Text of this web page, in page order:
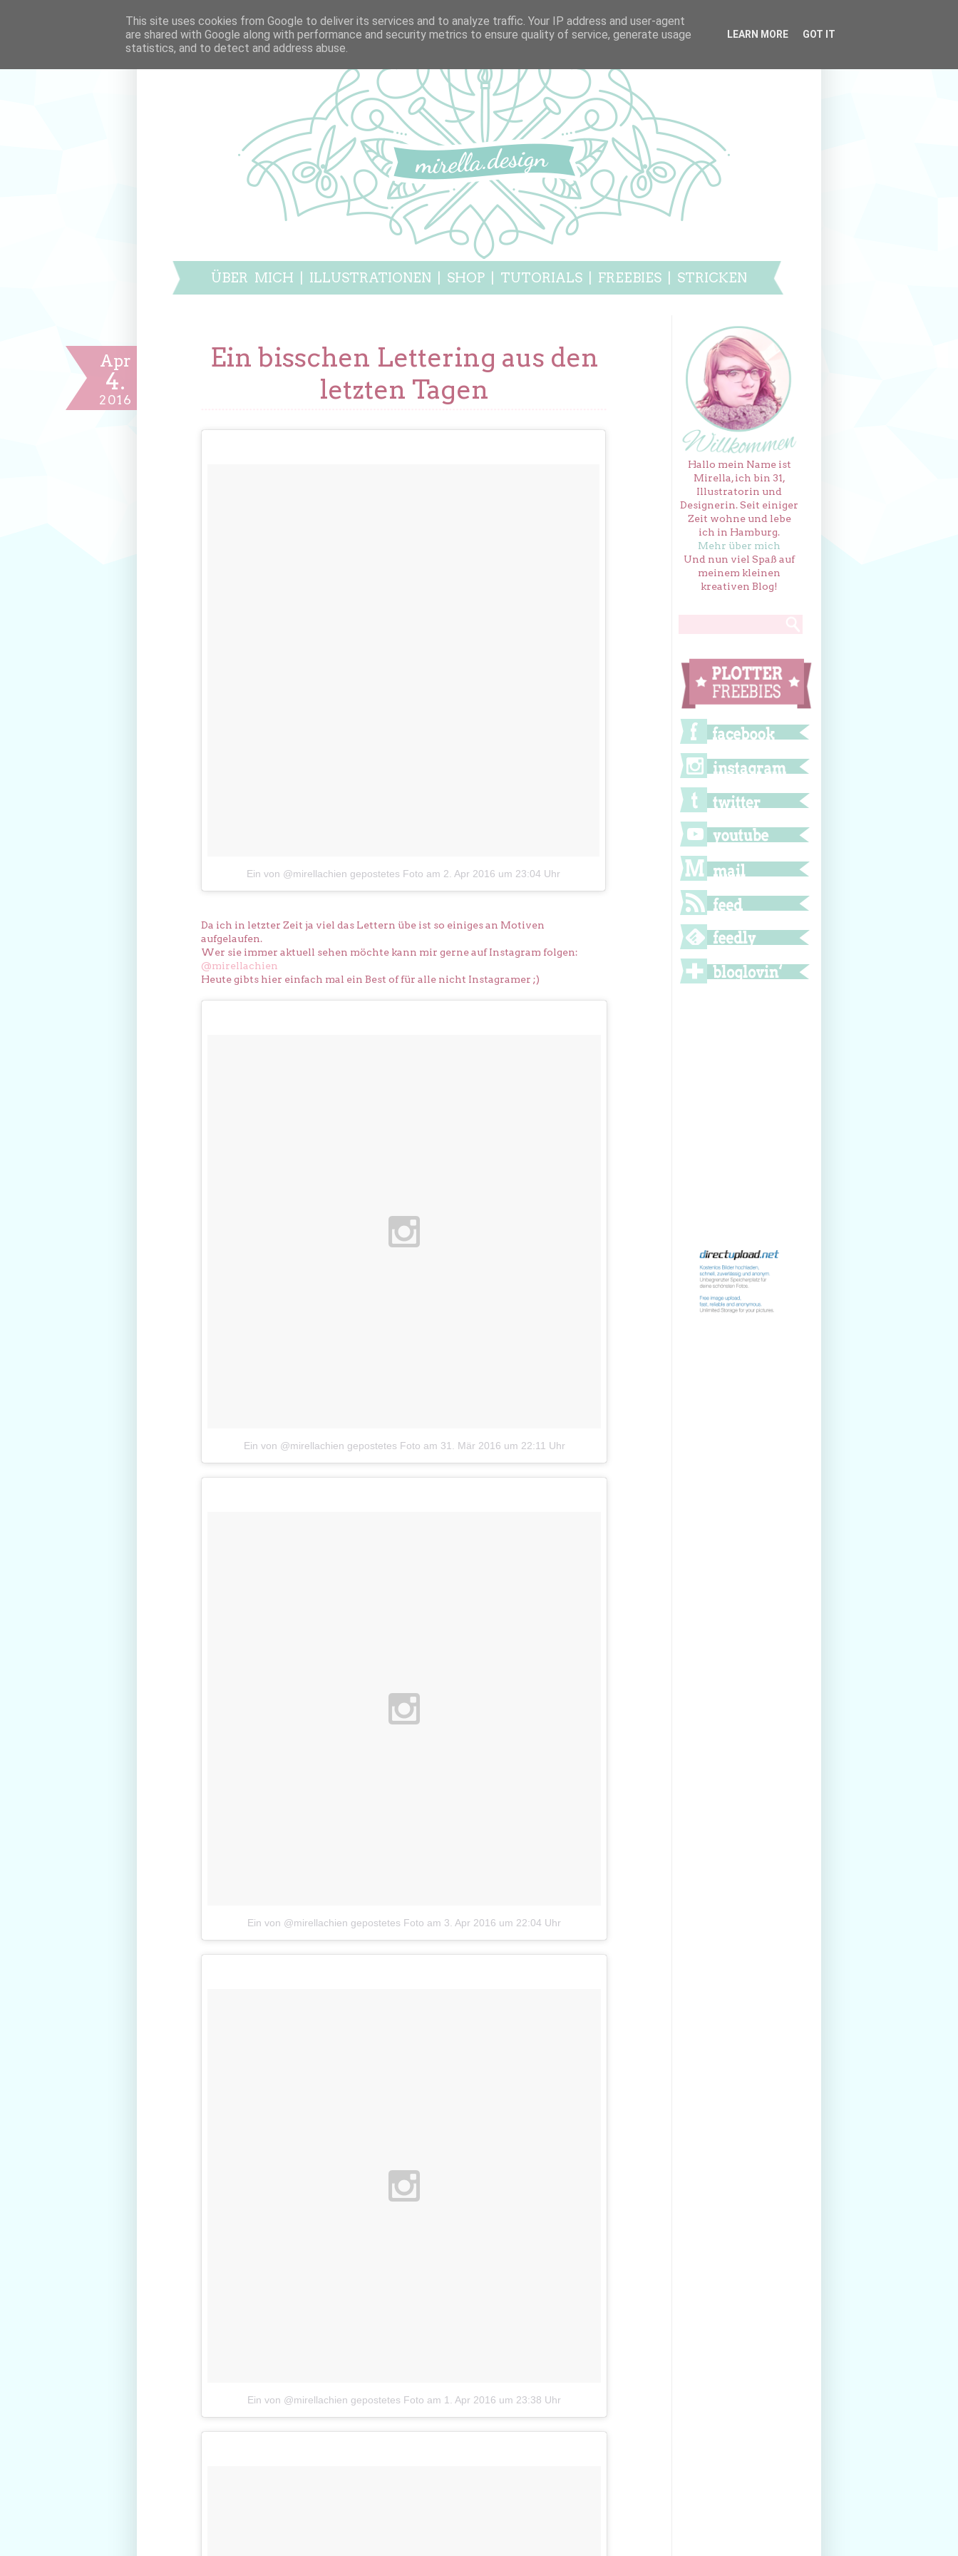
ÜBER MICH ILLUSTRATIONEN SHOP TUTORIALS FREEBIES STRICKEN
Apr
4.
2016
Ein bisschen Lettering aus den
letzten Tagen
Ein von @mirellachien gepostetes Foto am 2. Apr 2016 um 23:04 Uhr
Da ich in letzter Zeit ja viel das Lettern übe ist so einiges an Motiven
aufgelaufen.
Wer sie immer aktuell sehen möchte kann mir gerne auf Instagram folgen:
@mirellachien
Heute gibts hier einfach mal ein Best of für alle nicht Instagramer ;)
Ein von @mirellachien gepostetes Foto am 31. Mär 2016 um 22:11 Uhr
Ein von @mirellachien gepostetes Foto am 3. Apr 2016 um 22:04 Uhr
Ein von @mirellachien gepostetes Foto am 1. Apr 2016 um 23:38 Uhr
Hallo mein Name ist
Mirella, ich bin 31,
Illustratorin und
Designerin. Seit einiger
Zeit wohne und lebe
ich in Hamburg.
Mehr über mich
Und nun viel Spaß auf
meinem kleinen
kreativen Blog!
This site uses cookies from Google to deliver its services and to analyze traffic. Your IP address and user-agent
are shared with Google along with performance and security metrics to ensure quality of service, generate usage
statistics, and to detect and address abuse.
LEARN MORE GOT IT